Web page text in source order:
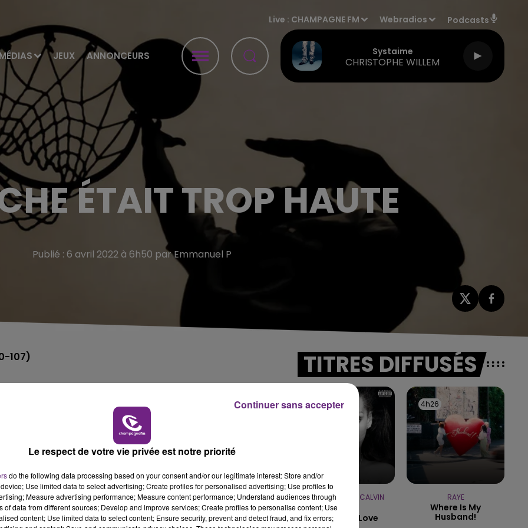
MÉDIAS JEUX ANNONCEURS
Live : CHAMPAGNE FM Webradios Podcasts
Systaime
CHRISTOPHE WILLEM
ÉTAIT TROP HAUTE
Publié : 6 avril 2022 à 6h50 par Emmanuel P
107)
Tys de Reims.
Elite, a été battu par Monaco, deuxième du
les débats, menant même à la pause, mais ils
à Gravelines.
TITRES DIFFUSÉS
4h29
4h29
RIHANNA FEAT. CALVIN
HARRIS
We Found Love
4h26
4h26
RAYE
Where Is My
Husband!
Le respect de votre vie privée est notre priorité
do the following data processing based on your consent and/or our legitimate interest: Store and/or
Use limited data to select advertising; Create profiles for personalised advertising; Use profiles to
Measure advertising performance; Measure content performance; Understand audiences through
of data from different sources; Develop and improve services; Create profiles to personalise content; Use
content; Use limited data to select content; Ensure security, prevent and detect fraud, and fix errors;
Continuer sans accepter